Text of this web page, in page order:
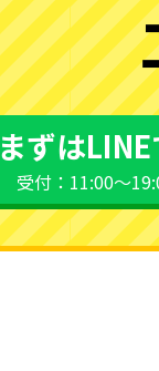
まずは
受付：11:00〜